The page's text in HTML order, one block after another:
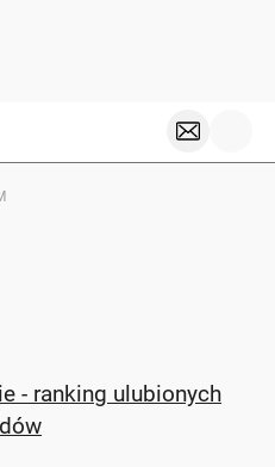
- ranking ulubionych